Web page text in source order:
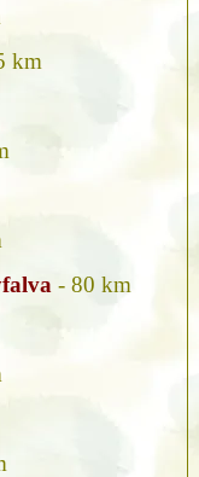
km
- 80 km